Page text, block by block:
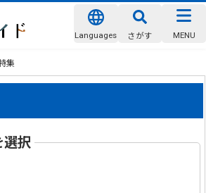
Languages さがす MENU
集
選択